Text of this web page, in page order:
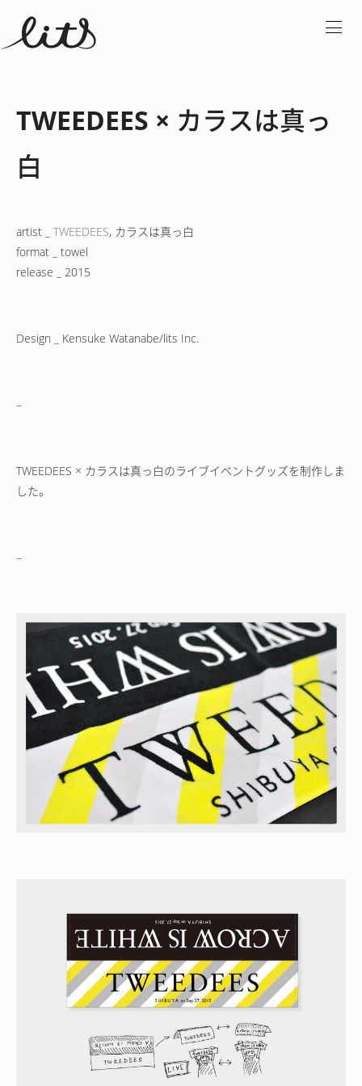
TWEEDEES × カラスは真っ
白
artist _ TWEEDEES, カラスは真っ白
format _ towel
release _ 2015
Design _ Kensuke Watanabe/lits Inc.
–
TWEEDEES × カラスは真っ白のライブイベントグッズを制作しま
した。
–